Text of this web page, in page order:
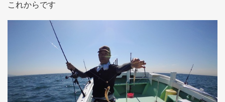
これからです